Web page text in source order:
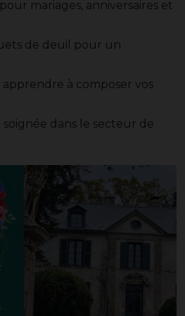
mariages, anniversaires et
de deuil pour un
à composer vos
soignée dans le secteur de